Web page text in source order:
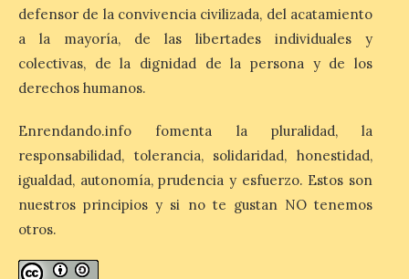
El eclipse genera un boom
de reservas hoteleras y
precios desorbitados,
según SiteMinder
Asturias lidera el impacto
del fenómeno, con el
mayor aumento en
reservas, precios y
planificación: reservas más anticipadas y
estancias más breves en torno al evento.
defensor de la convivencia civilizada, del acatamiento
a la mayoría, de las libertades individuales y
colectivas, de la dignidad de la persona y de los
derechos humanos.
Enrendando.info fomenta la pluralidad, la
responsabilidad, tolerancia, solidaridad, honestidad,
igualdad, autonomía, prudencia y esfuerzo. Estos son
nuestros principios y si no te gustan NO tenemos
otros.